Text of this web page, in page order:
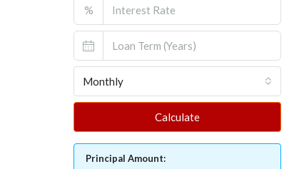
%
Monthly
Calculate
Principal Amount: